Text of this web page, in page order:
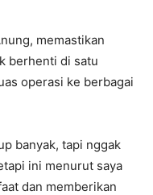
memastikan
berhenti di satu
operasi ke berbagai
banyak, tapi nggak
ini menurut saya
dan memberikan